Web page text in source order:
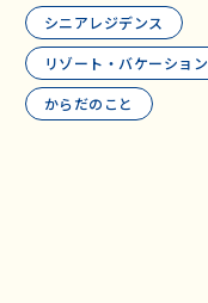
シニアレジデンス
リゾート・バケーション
からだのこと